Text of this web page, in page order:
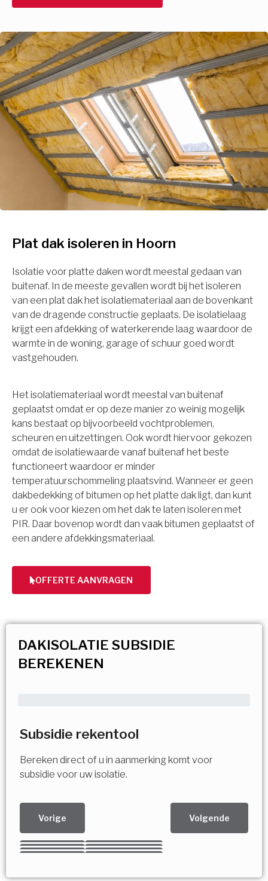
Plat dak isoleren in Hoorn
Isolatie voor platte daken wordt meestal gedaan van
buitenaf. In de meeste gevallen wordt bij het isoleren
van een plat dak het isolatiemateriaal aan de bovenkant
van de dragende constructie geplaats. De isolatielaag
krijgt een afdekking of waterkerende laag waardoor de
warmte in de woning, garage of schuur goed wordt
vastgehouden.
Het isolatiemateriaal wordt meestal van buitenaf
geplaatst omdat er op deze manier zo weinig mogelijk
kans bestaat op bijvoorbeeld vochtproblemen,
scheuren en uitzettingen. Ook wordt hiervoor gekozen
omdat de isolatiewaarde vanaf buitenaf het beste
functioneert waardoor er minder
temperatuurschommeling plaatsvind. Wanneer er geen
dakbedekking of bitumen op het platte dak ligt, dan kunt
u er ook voor kiezen om het dak te laten isoleren met
PIR. Daar bovenop wordt dan vaak bitumen geplaatst of
een andere afdekkingsmateriaal.
OFFERTE AANVRAGEN
DAKISOLATIE SUBSIDIE
BEREKENEN
Subsidie rekentool
Bereken direct of u in aanmerking komt voor
subsidie voor uw isolatie.
Vorige Volgende
Kies uw Isolatiemaatregel
Meerdere keuzes mogelijk
Vorige Volgende